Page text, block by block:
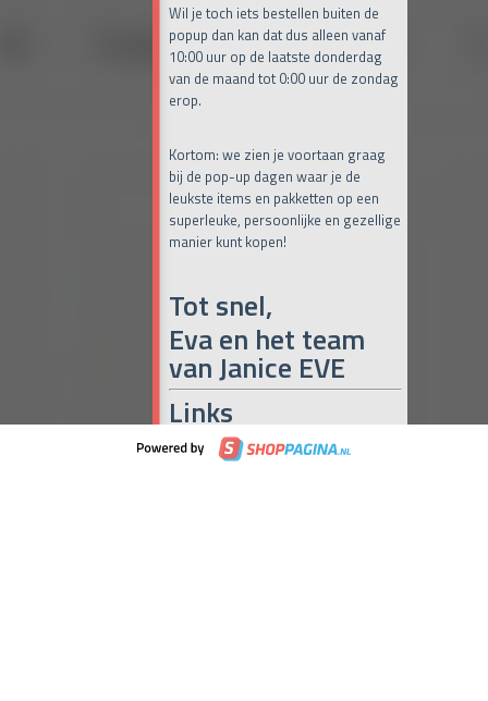
Wil je toch iets bestellen buiten de
popup dan kan dat dus alleen vanaf
10:00 uur op de laatste donderdag
van de maand tot 0:00 uur de zondag
erop.
Kortom: we zien je voortaan graag
bij de pop-up dagen waar je de
leukste items en pakketten op een
superleuke, persoonlijke en gezellige
manier kunt kopen!
Tot snel,
Eva en het team
van Janice EVE
Links
Online Café Miranda(iedere dag om
10:00, 15:00 en 19:00 uur)